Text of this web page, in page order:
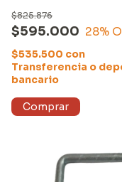
BARANDA DE
ANDAMIO
EQUUS (PK736)
$595.000
$825.876
28%
$535.500 con
Transferencia o
bancario